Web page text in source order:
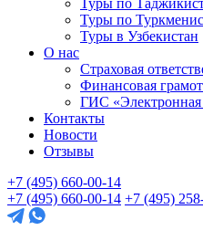
Туры по
Туры по
Туры в Узбекистан
О нас
Страховая
Финансовая
ГИС «Электронная
Контакты
Новости
Отзывы
+7 (495) 660-00-14
+7 (495) 660-00-14 +7 (495)